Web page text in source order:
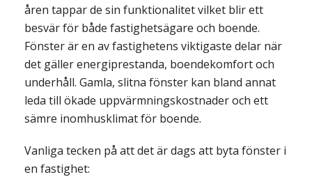
åren tappar de sin funktionalitet vilket blir ett
besvär för både fastighetsägare och boende.
Fönster är en av fastighetens viktigaste delar när
det gäller energiprestanda, boendekomfort och
underhåll. Gamla, slitna fönster kan bland annat
leda till ökade uppvärmningskostnader och ett
sämre inomhusklimat för boende.
Vanliga tecken på att det är dags att byta fönster i
en fastighet: